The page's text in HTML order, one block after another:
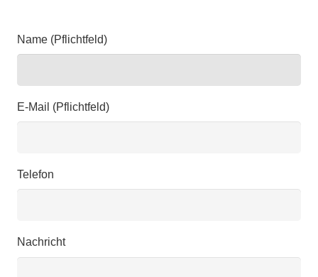
Name (Pflichtfeld)
E-Mail (Pflichtfeld)
Telefon
Nachricht